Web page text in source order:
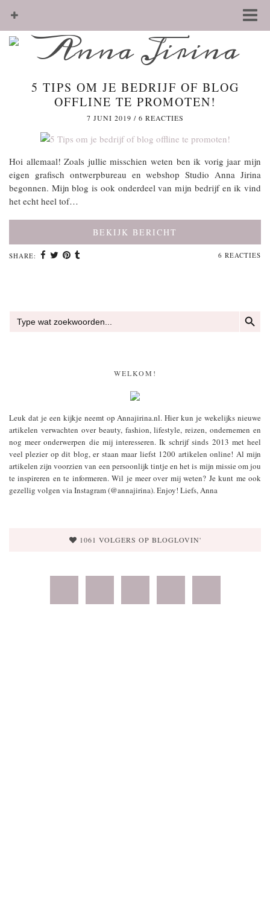
5 TIPS OM JE BEDRIJF OF BLOG
OFFLINE TE PROMOTEN!
7 JUNI 2019 / 6 REACTIES
Hoi allemaal! Zoals jullie misschien weten ben ik vorig jaar mijn
eigen grafisch ontwerpbureau en webshop Studio Anna Jirina
begonnen. Mijn blog is ook onderdeel van mijn bedrijf en ik vind
het echt heel tof…
BEKIJK BERICHT
SHARE: 6 REACTIES
naar:
WELKOM!
Leuk dat je een kijkje neemt op Annajirina.nl. Hier kun je wekelijks nieuwe
artikelen verwachten over beauty, fashion, lifestyle, reizen, ondernemen en
nog meer onderwerpen die mij interesseren. Ik schrijf sinds 2013 met heel
veel plezier op dit blog, er staan maar liefst 1200 artikelen online! Al mijn
artikelen zijn voorzien van een persoonlijk tintje en het is mijn missie om jou
te inspireren en te informeren. Wil je meer over mij weten? Je kunt me ook
gezellig volgen via Instagram (@annajirina). Enjoy! Liefs, Anna
1061 VOLGERS OP BLOGLOVIN'